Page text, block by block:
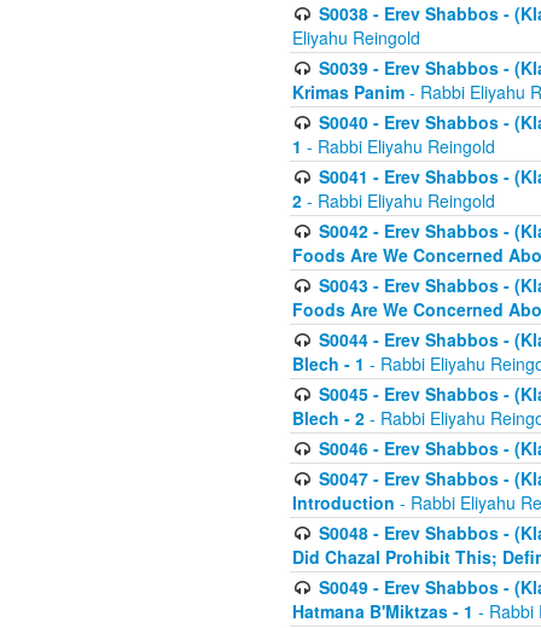
S0038 - Erev Shabbos -
Eliyahu Reingold
S0039 - Erev Shabbos -
Krimas Panim - Rabbi Eliyahu
S0040 - Erev Shabbos -
1 - Rabbi Eliyahu Reingold
S0041 - Erev Shabbos -
2 - Rabbi Eliyahu Reingold
S0042 - Erev Shabbos -
Foods Are We Concerned
S0043 - Erev Shabbos -
Foods Are We Concerned
S0044 - Erev Shabbos -
Blech - 1 - Rabbi Eliyahu
S0045 - Erev Shabbos -
Blech - 2 - Rabbi Eliyahu
S0046 - Erev Shabbos -
S0047 - Erev Shabbos -
Introduction - Rabbi Eliyahu
S0048 - Erev Shabbos -
Did Chazal Prohibit This;
S0049 - Erev Shabbos -
Hatmana B'Miktzas - 1 - Rabbi